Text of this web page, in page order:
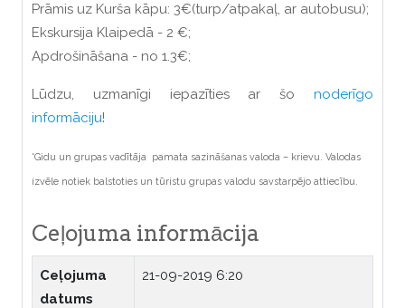
Prāmis uz Kurša kāpu: 3€(turp/atpakaļ, ar autobusu);
Ekskursija Klaipedā - 2 €;
Apdrošināšana - no 1.3€;
Lūdzu, uzmanīgi iepazīties ar šo noderīgo
informāciju!
*Gidu un grupas vadītāja pamata sazināšanas valoda – krievu. Valodas
izvēle notiek balstoties un tūristu grupas valodu savstarpējo attiecību.
Ceļojuma informācija
Ceļojuma
datums
21-09-2019 6:20